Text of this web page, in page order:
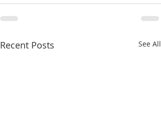
Recent Posts See All